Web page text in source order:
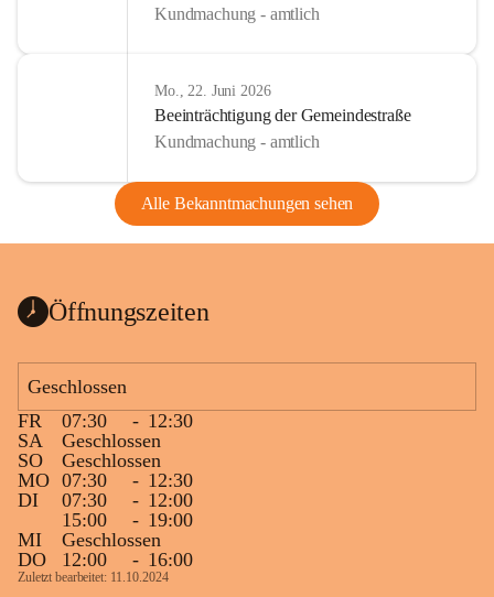
Kundmachung - amtlich
Mo., 22. Juni 2026
Beeinträchtigung der Gemeindestraße
Kundmachung - amtlich
Alle Bekanntmachungen sehen
Öffnungszeiten
Geschlossen
FR
07:30 - 12:30
SA
Geschlossen
SO
Geschlossen
MO 07:30 - 12:30
DI
07:30 - 12:00
15:00
- 19:00
MI
Geschlossen
DO
12:00 - 16:00
Zuletzt bearbeitet: 11.10.2024